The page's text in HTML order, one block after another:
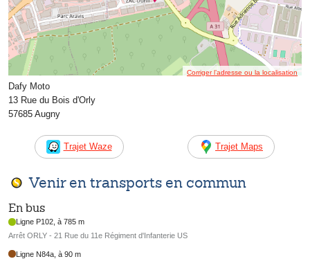
Corriger l’adresse ou la localisation
Dafy Moto
13 Rue du Bois d'Orly
57685 Augny
Trajet Waze Trajet Maps
Venir en transports en commun
En bus
Ligne P102, à 785 m
Arrêt ORLY - 21 Rue du 11e Régiment d'Infanterie US
Ligne N84a, à 90 m